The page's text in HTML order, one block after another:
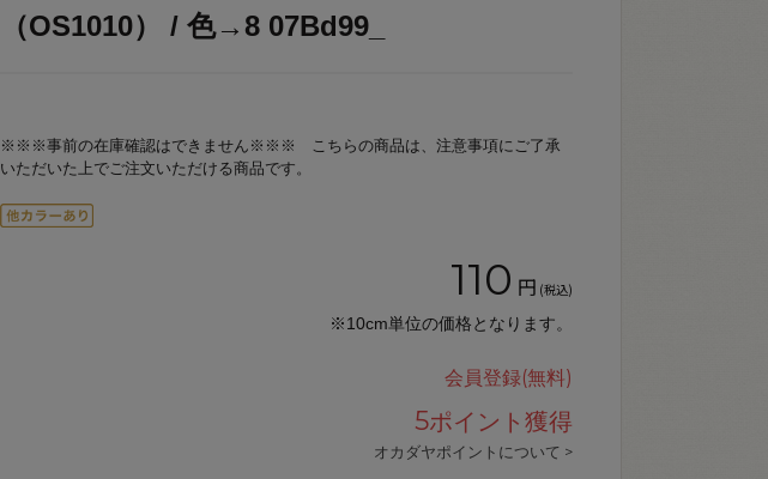
（OS1010） / 色→8 07Bd99_
※※※事前の在庫確認はできません※※※ こちらの商品は、注意事項にご了承
いただいた上でご注文いただける商品です。
110 円 (税込)
※10cm単位の価格となります。
会員登録(無料)
5ポイント獲得
オカダヤポイントについて >